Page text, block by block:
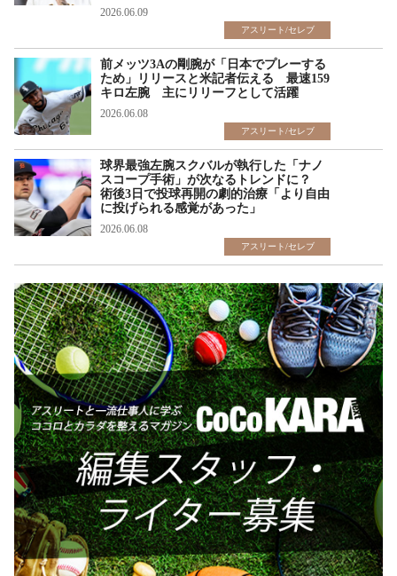
2026.06.09
アスリート/セレブ
前メッツ3Aの剛腕が「日本でプレーする
ため」リリースと米記者伝える 最速159
キロ左腕 主にリリーフとして活躍
2026.06.08
アスリート/セレブ
球界最強左腕スクバルが執行した「ナノ
スコープ手術」が次なるトレンドに？
術後3日で投球再開の劇的治療「より自由
に投げられる感覚があった」
2026.06.08
アスリート/セレブ